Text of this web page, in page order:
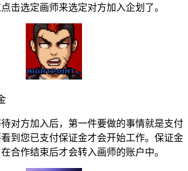
击选定画师来选定对方加入企划了。
方加入后，第一件要做的事情就是支付
到您已支付保证金才会开始工作。保证金
合作结束后才会转入画师的账户中。